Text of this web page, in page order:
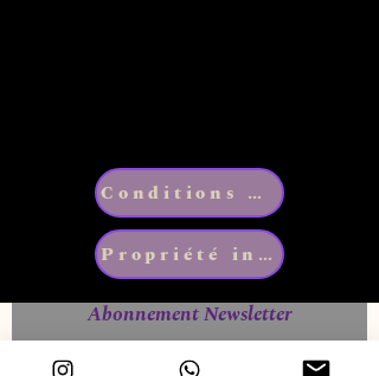
Conditions générales de vente
Propriété intellectuelle
Abonnement Newsletter
🎁 Tirage au sort mensuel parmi les abonnés : une carte